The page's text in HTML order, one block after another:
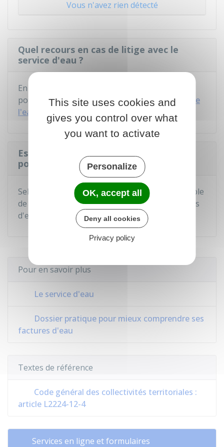
Vous n'avez rien détecté
Quel recours en cas de litige avec le
service d'eau ?
En cas de litige avec votre service d'eau, vous
pouvez faire un recours auprès du médiateur de
l'eau
Est-il possible de bénéficier d'une aide
pour payer ses factures d'eau ?
Selon votre commune de résidence, il est possible
de
bénéficier d'une aidepour payer vos factures
d'eau.
Pour en savoir plus
Le service d'eau
Dossier pratique pour mieux comprendre ses
factures d'eau
Textes de référence
Code général des collectivités territoriales :
article L2224-12-4
Services en ligne et formulaires
This site uses cookies and
gives you control over what
you want to activate
Personalize
OK, accept all
Deny all cookies
Privacy policy